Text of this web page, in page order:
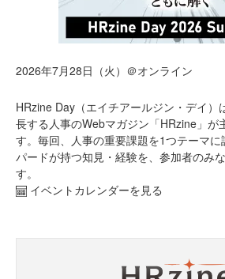
2026年7月28日（火）＠オンライン
HRzine Day（エイチアールジン・デイ）
長する人事のWebマガジン「HRzine」が
す。毎回、人事の重要課題を1つテーマ
パードが持つ知見・経験を、参加者のみ
す。
イベントカレンダーを見る